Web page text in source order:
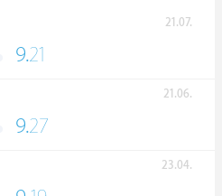
21.07.
9.21
21.06.
9.27
23.04.